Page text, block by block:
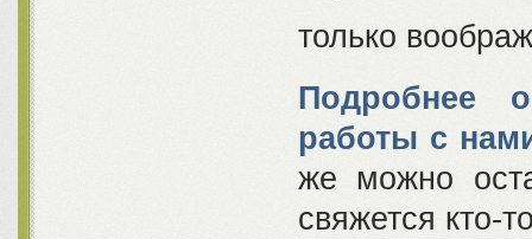
только
Подробнее
работы с
же можно
свяжется кто-